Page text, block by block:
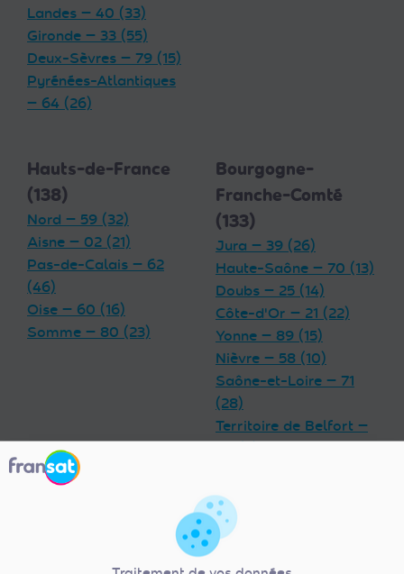
Landes — 40 (33)
Gironde — 33 (55)
Deux-Sèvres — 79 (15)
Pyrénées-Atlantiques
— 64 (26)
Hauts-de-France
(138)
Nord — 59 (32)
Aisne — 02 (21)
Pas-de-Calais — 62
(46)
Oise — 60 (16)
Somme — 80 (23)
Bourgogne-
Franche-Comté
(133)
Jura — 39 (26)
Haute-Saône — 70 (13)
Doubs — 25 (14)
Côte-d'Or — 21 (22)
Yonne — 89 (15)
Nièvre — 58 (10)
Saône-et-Loire — 71
(28)
Territoire de Belfort —
Meurthe-et-Moselle —
Centre-Val de
Loire (92)
Indre — 36 (13)